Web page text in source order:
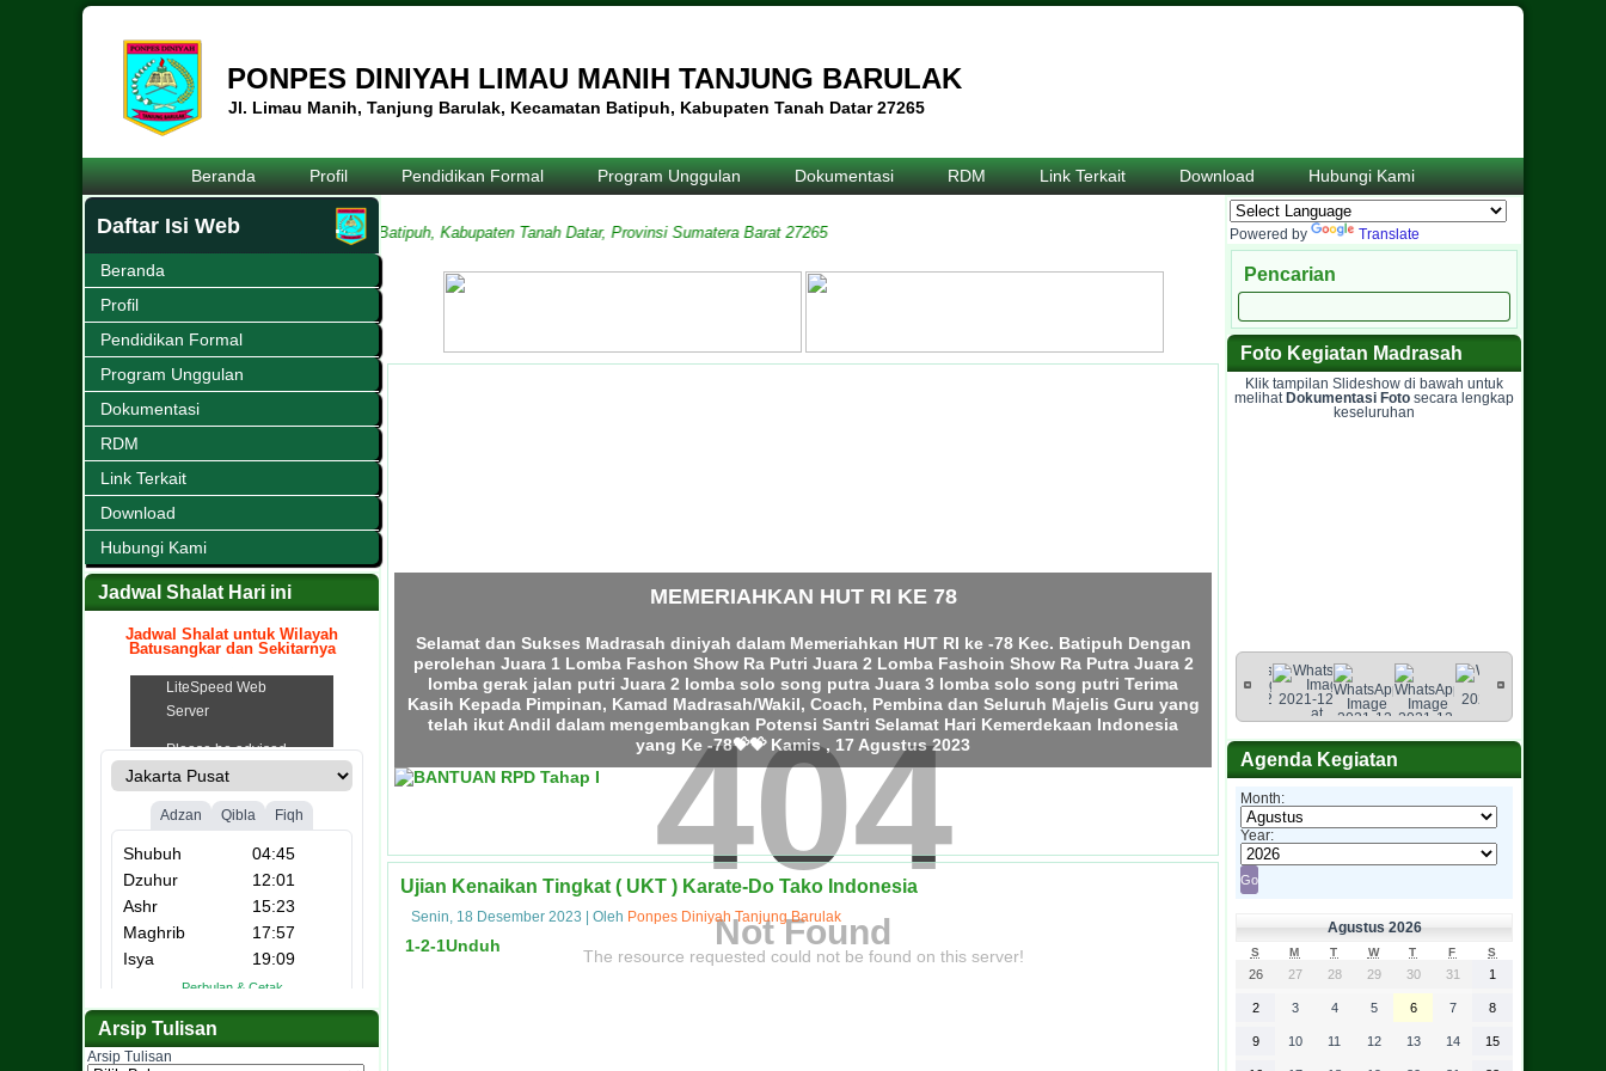
PONPES DINIYAH LIMAU MANIH TANJUNG BARULAK
Jl. Limau Manih, Tanjung Barulak, Kecamatan Batipuh, Kabupaten Tanah Datar 27265
Beranda Profil Pendidikan Formal Program Unggulan Dokumentasi RDM Link Terkait Download Hubungi Kami
Daftar Isi Web
Beranda
Profil
Pendidikan Formal
Program Unggulan
Dokumentasi
RDM
Link Terkait
Download
Hubungi Kami
Jadwal Shalat Hari ini
Jadwal Shalat untuk Wilayah
Batusangkar dan Sekitarnya
Arsip Tulisan
Arsip Tulisan
Barulak Jl. Tanjung Barulak, Kecamatan Batipuh, Kabupaten Tanah Datar, Provinsi Sumatera Barat 27265
MEMERIAHKAN HUT RI KE 78
Selamat dan Sukses Madrasah diniyah dalam Memeriahkan HUT RI ke -78 Kec. Batipuh Dengan
perolehan Juara 1 Lomba Fashon Show Ra Putri Juara 2 Lomba Fashoin Show Ra Putra Juara 2
lomba gerak jalan putri Juara 2 lomba solo song putra Juara 3 lomba solo song putri Terima
Kasih Kepada Pimpinan, Kamad Madrasah/Wakil, Coach, Pembina dan Seluruh Majelis Guru yang
telah ikut Andil dalam mengembangkan Potensi Santri Selamat Hari Kemerdekaan Indonesia
yang Ke -78💝💝 Kamis , 17 Agustus 2023
Ujian Kenaikan Tingkat ( UKT ) Karate-Do Tako Indonesia
Senin, 18 Desember 2023 Oleh Ponpes Diniyah Tanjung Barulak
1-2-1Unduh
Powered by Translate
Pencarian
Foto Kegiatan Madrasah
Klik tampilan Slideshow di bawah untuk
melihat Dokumentasi Foto secara lengkap
keseluruhan
Agenda Kegiatan
Month:
Year:
Agustus 2026
S M T W T F S
26 27 28 29 30 31 1
2 3 4 5 6 7 8
9 10 11 12 13 14 15
404
Not Found
The resource requested could not be found on this server!